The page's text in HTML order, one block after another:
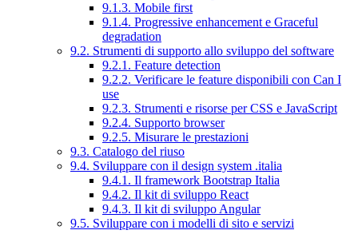
9.1.3. Mobile first
9.1.4. Progressive enhancement e Graceful
degradation
9.2. Strumenti di supporto allo sviluppo del software
9.2.1. Feature detection
9.2.2. Verificare le feature disponibili con Can I
use
9.2.3. Strumenti e risorse per CSS e JavaScript
9.2.4. Supporto browser
9.2.5. Misurare le prestazioni
9.3. Catalogo del riuso
9.4. Sviluppare con il design system .italia
9.4.1. Il framework Bootstrap Italia
9.4.2. Il kit di sviluppo React
9.4.3. Il kit di sviluppo Angular
9.5. Sviluppare con i modelli di sito e servizi